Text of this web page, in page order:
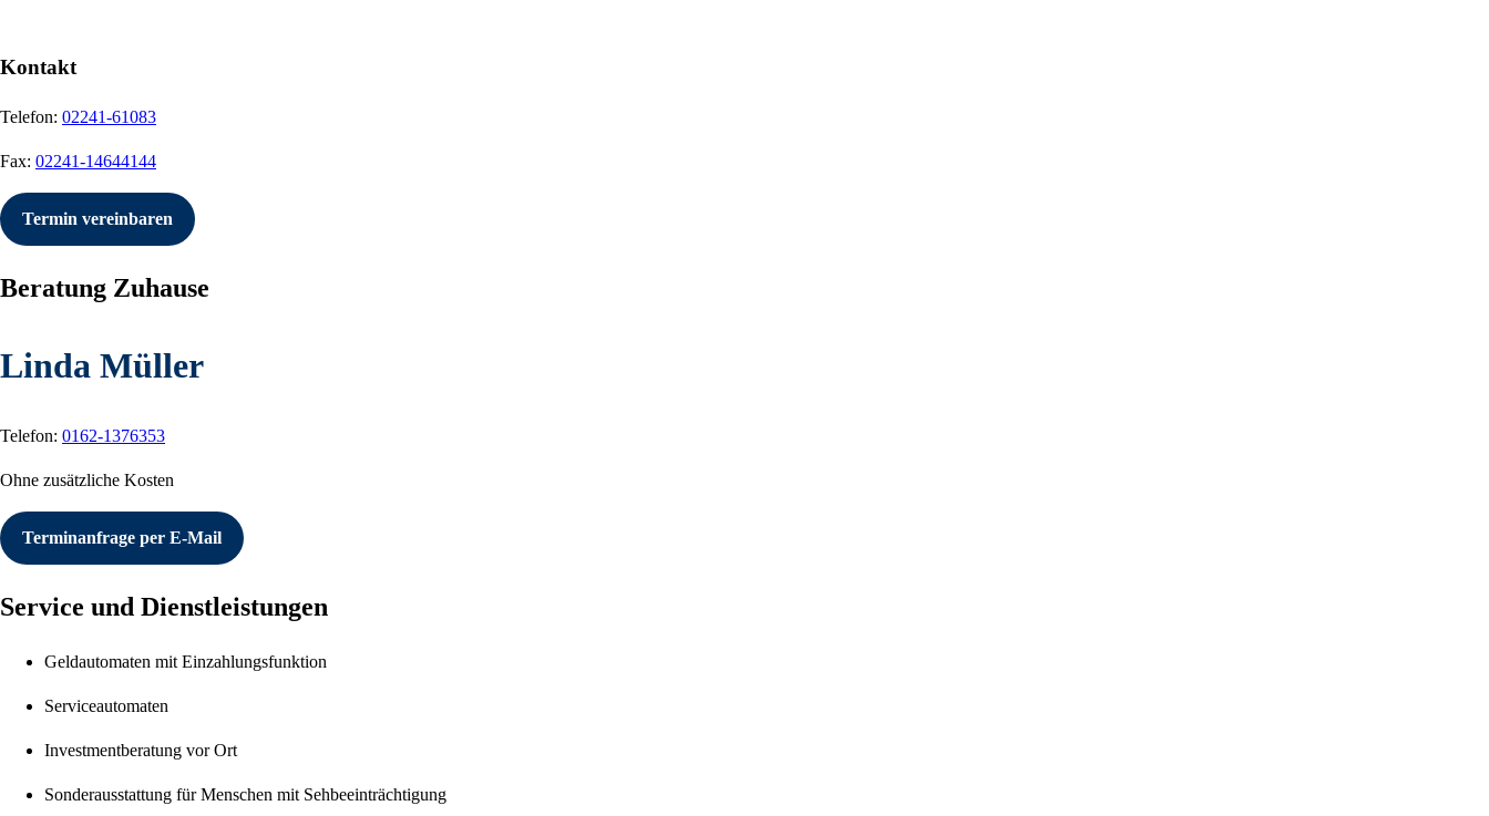
Kontakt
Telefon: 02241-61083
Fax: 02241-14644144
Termin vereinbaren
Beratung Zuhause
Linda Müller
Telefon: 0162-1376353
Ohne zusätzliche Kosten
Terminanfrage per E-Mail
Service und Dienstleistungen
Geldautomaten mit Einzahlungsfunktion
Serviceautomaten
Investmentberatung vor Ort
Sonderausstattung für Menschen mit Sehbeeinträchtigung